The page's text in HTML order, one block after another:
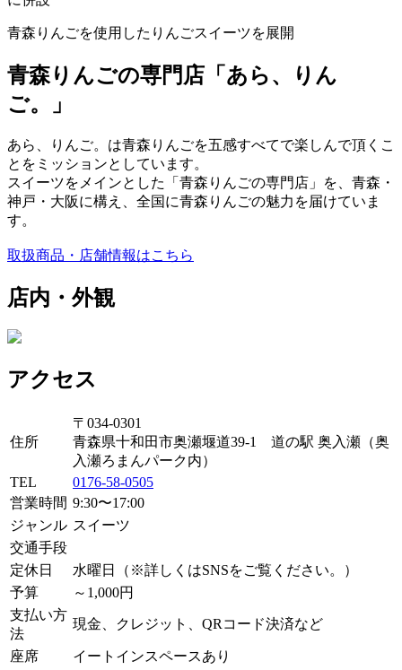
青森りんごを使用したりんごスイーツを展開
青森りんごの専門店「あら、りん
ご。」
あら、りんご。は青森りんごを五感すべてで楽しんで頂くこ
とをミッションとしています。
スイーツをメインとした「青森りんごの専門店」を、青森・
神戸・大阪に構え、全国に青森りんごの魅力を届けていま
す。
取扱商品・店舗情報はこちら
店内・外観
アクセス
住所
〒034-0301
青森県十和田市奥瀬堰道39-1 道の駅 奥入瀬（奥
入瀬ろまんパーク内）
TEL
0176-58-0505
営業時間 9:30〜17:00
ジャンル スイーツ
交通手段
定休日
水曜日（※詳しくはSNSをご覧ください。）
予算
～1,000円
支払い方
法
現金、クレジット、QRコード決済など
座席
イートインスペースあり